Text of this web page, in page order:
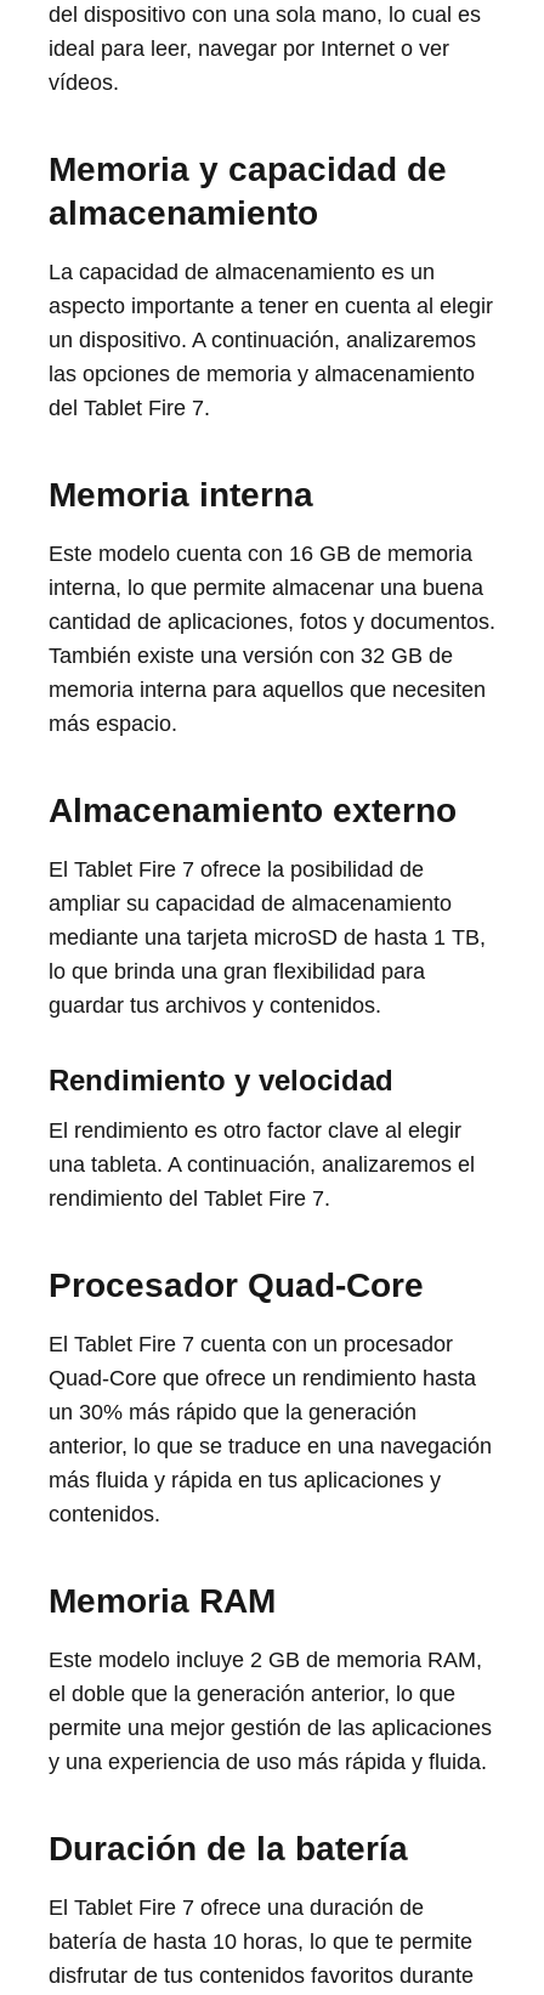
del dispositivo con una sola mano, lo cual es
ideal para leer, navegar por Internet o ver
vídeos.
Memoria y capacidad de
almacenamiento
La capacidad de almacenamiento es un
aspecto importante a tener en cuenta al elegir
un dispositivo. A continuación, analizaremos
las opciones de memoria y almacenamiento
del Tablet Fire 7.
Memoria interna
Este modelo cuenta con 16 GB de memoria
interna, lo que permite almacenar una buena
cantidad de aplicaciones, fotos y documentos.
También existe una versión con 32 GB de
memoria interna para aquellos que necesiten
más espacio.
Almacenamiento externo
El Tablet Fire 7 ofrece la posibilidad de
ampliar su capacidad de almacenamiento
mediante una tarjeta microSD de hasta 1 TB,
lo que brinda una gran flexibilidad para
guardar tus archivos y contenidos.
Rendimiento y velocidad
El rendimiento es otro factor clave al elegir
una tableta. A continuación, analizaremos el
rendimiento del Tablet Fire 7.
Procesador Quad-Core
El Tablet Fire 7 cuenta con un procesador
Quad-Core que ofrece un rendimiento hasta
un 30% más rápido que la generación
anterior, lo que se traduce en una navegación
más fluida y rápida en tus aplicaciones y
contenidos.
Memoria RAM
Este modelo incluye 2 GB de memoria RAM,
el doble que la generación anterior, lo que
permite una mejor gestión de las aplicaciones
y una experiencia de uso más rápida y fluida.
Duración de la batería
El Tablet Fire 7 ofrece una duración de
batería de hasta 10 horas, lo que te permite
disfrutar de tus contenidos favoritos durante